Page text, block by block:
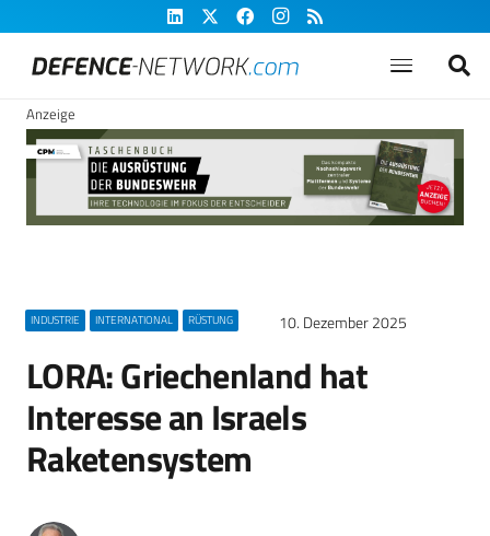
Anzeige
INDUSTRIE INTERNATIONAL RÜSTUNG 10. Dezember 2025
LORA: Griechenland hat
Interesse an Israels
Raketensystem